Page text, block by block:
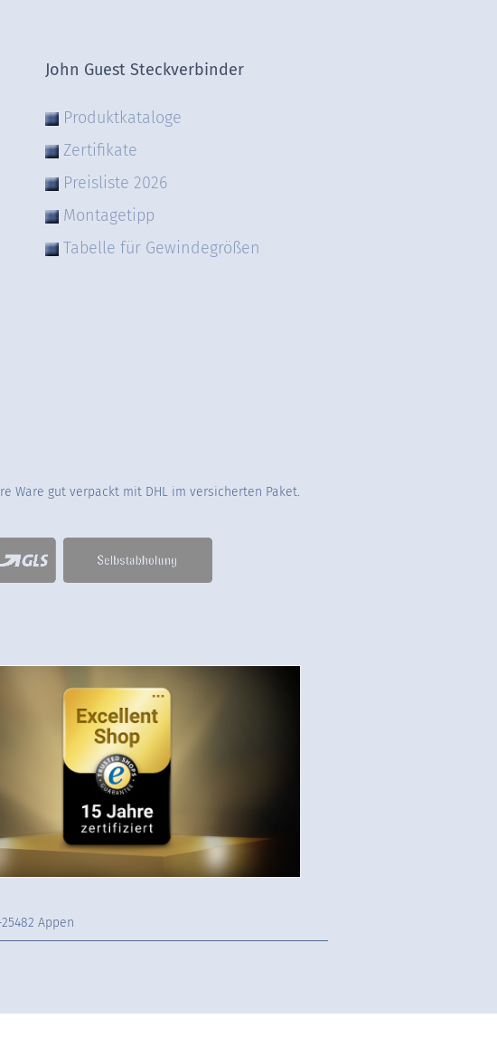
John Guest Steckverbinder
Produktkataloge
Zertifikate
Preisliste 2026
Montagetipp
Tabelle für Gewindegrößen
Ware gut verpackt mit DHL im versicherten Paket.
Appen